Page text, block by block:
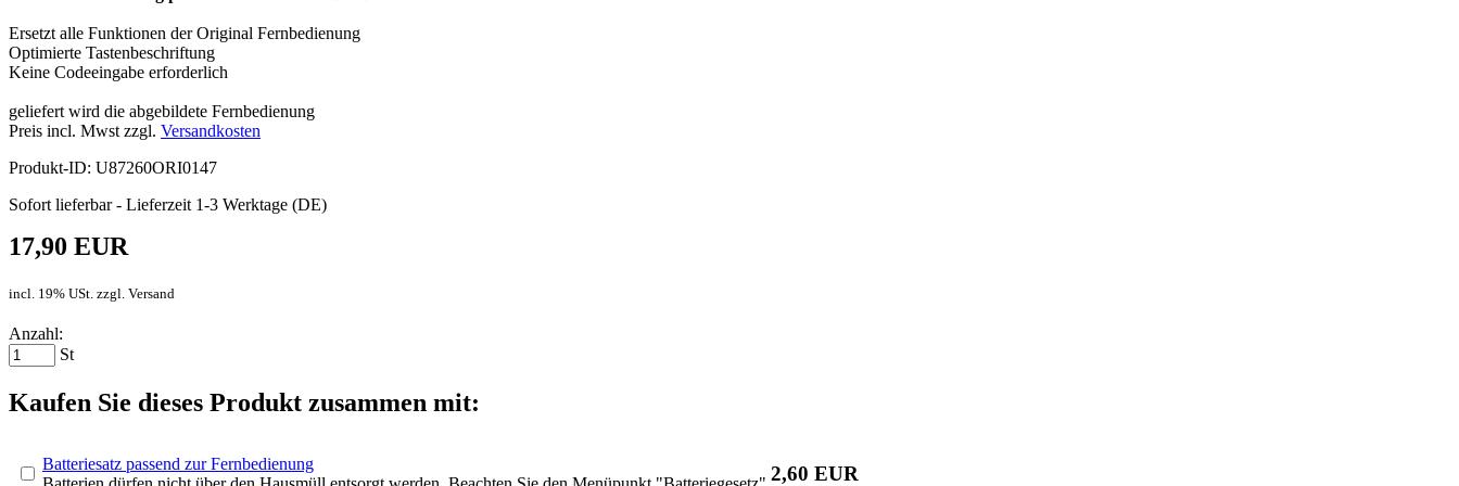
Ersetzt alle Funktionen der Original Fernbedienung
Optimierte Tastenbeschriftung
Keine Codeeingabe erforderlich
geliefert wird die abgebildete Fernbedienung
Preis incl. Mwst zzgl. Versandkosten
Produkt-ID: U87260ORI0147
Sofort lieferbar - Lieferzeit 1-3 Werktage (DE)
17,90 EUR
incl. 19% USt. zzgl. Versand
Anzahl:
St
Kaufen Sie dieses Produkt zusammen mit:
Batteriesatz passend zur Fernbedienung
2,60 EUR